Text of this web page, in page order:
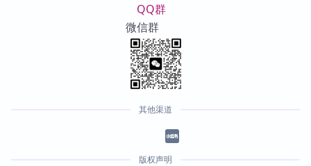
QQ群
微信群
其他渠道
版权声明